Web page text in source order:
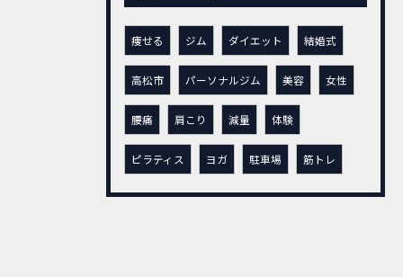
痩せる ジム ダイエット 結婚式
高松市 パーソナルジム 美容 女性
腰痛 肩こり 減量 体験
ピラティス ヨガ 駐車場 筋トレ